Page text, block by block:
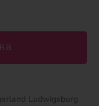
Ludwigsburg